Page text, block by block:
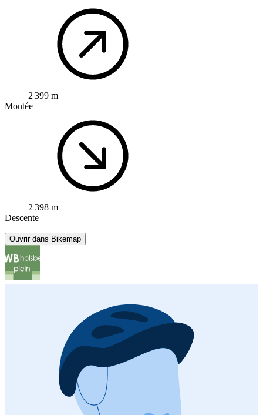
2 399 m
Montée
2 398 m
Descente
Ouvrir dans Bikemap